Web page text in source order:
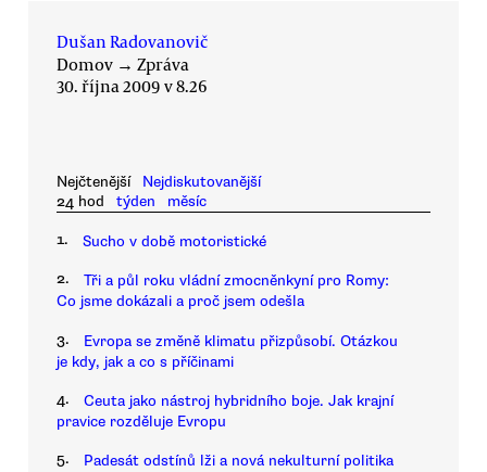
Dušan Radovanovič
Domov → Zpráva
30. října 2009 v 8.26
Nejčtenější
Nejdiskutovanější
24 hod
týden měsíc
1. Sucho v době motoristické
2.
Tři a půl roku vládní zmocněnkyní pro Romy:
Co jsme dokázali a proč jsem odešla
3.
Evropa se změně klimatu přizpůsobí. Otázkou
je kdy, jak a co s příčinami
4.
Ceuta jako nástroj hybridního boje. Jak krajní
pravice rozděluje Evropu
5. Padesát odstínů lži a nová nekulturní politika